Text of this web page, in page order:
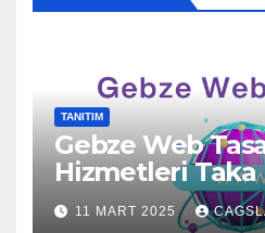
TANITIM
Gebze Web
Hizmetleri Taka
11 MART 2025